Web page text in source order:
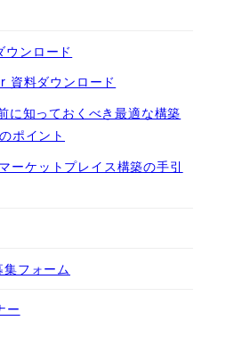
ンロード
料ダウンロード
に知っておくべき最適な構築
ポイント
ーケットプレイス構築の手引
フォーム
ー